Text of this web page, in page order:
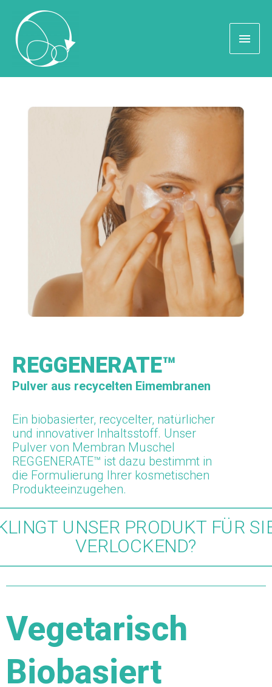
REGGENERATE™
Pulver aus recycelten Eimembranen
Ein biobasierter, recycelter, natürlicher
und innovativer Inhaltsstoff. Unser
Pulver von Membran Muschel
REGGENERATE™ ist dazu bestimmt in
die Formulierung Ihrer kosmetischen
Produkteeinzugehen.
UNSER PRODUKT FÜR
VERLOCKEND?
Vegetarisch
Biobasiert